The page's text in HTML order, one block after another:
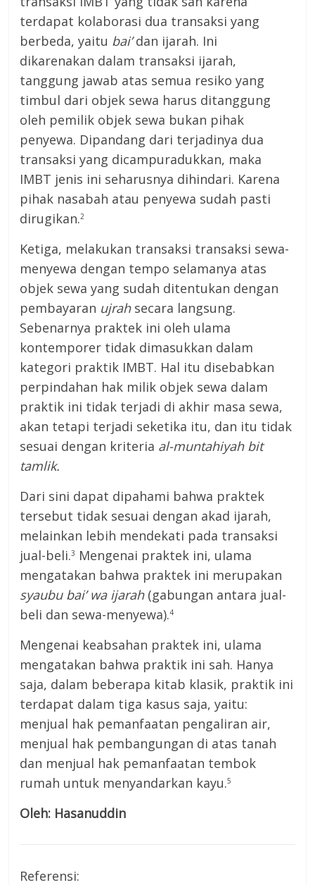
terdapat kolaborasi dua transaksi yang
berbeda, yaitu bai’dan ijarah. Ini
dikarenakan dalam transaksi ijarah,
tanggung jawab atas semua resiko yang
timbul dari objek sewa harus ditanggung
oleh pemilik objek sewa bukan pihak
penyewa. Dipandang dari terjadinya dua
transaksi yang dicampuradukkan, maka
IMBT jenis ini seharusnya dihindari. Karena
pihak nasabah atau penyewa sudah pasti
dirugikan.2
Ketiga, melakukan transaksi transaksi sewa-
menyewa dengan tempo selamanya atas
objek sewa yang sudah ditentukan dengan
pembayaran ujrahsecara langsung.
Sebenarnya praktek ini oleh ulama
kontemporer tidak dimasukkan dalam
kategori praktik IMBT. Hal itu disebabkan
perpindahan hak milik objek sewa dalam
praktik ini tidak terjadi di akhir masa sewa,
akan tetapi terjadi seketika itu, dan itu tidak
sesuai dengan kriteria al-muntahiyah bit
tamlik.
Dari sini dapat dipahami bahwa praktek
tersebut tidak sesuai dengan akad ijarah,
melainkan lebih mendekati pada transaksi
jual-beli.3 Mengenai praktek ini, ulama
mengatakan bahwa praktek ini merupakan
syaubu bai’ wa ijarah (gabungan antara jual-
beli dan sewa-menyewa).4
Mengenai keabsahan praktek ini, ulama
mengatakan bahwa praktik ini sah. Hanya
saja, dalam beberapa kitab klasik, praktik ini
terdapat dalam tiga kasus saja, yaitu:
menjual hak pemanfaatan pengaliran air,
menjual hak pembangungan di atas tanah
dan menjual hak pemanfaatan tembok
rumah untuk menyandarkan kayu.5
Oleh: Hasanuddin
Referensi: